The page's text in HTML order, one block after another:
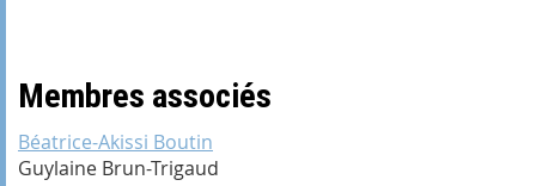
Membres associés
Béatrice-Akissi Boutin
Guylaine Brun-Trigaud